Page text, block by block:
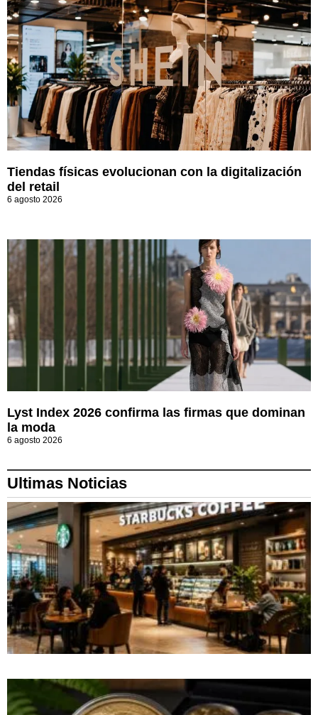
Tiendas físicas evolucionan con la digitalización
del retail
6 agosto 2026
Lyst Index 2026 confirma las firmas que dominan
la moda
6 agosto 2026
Ultimas Noticias